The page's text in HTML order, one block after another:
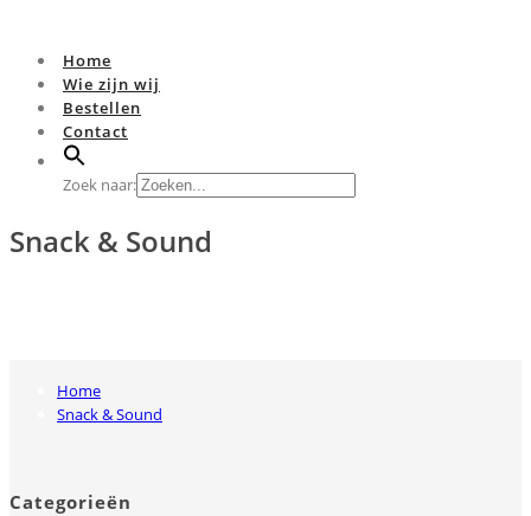
Home
Wie zijn wij
Bestellen
Contact
Zoek naar:
Snack & Sound
Home
Snack & Sound
Categorieën